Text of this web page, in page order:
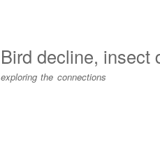
Bird decline, insect
exploring the connections